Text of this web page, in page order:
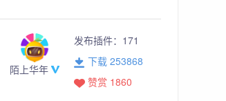
陌上华年
发布插件： 171
下载 253868
赞赏 1860